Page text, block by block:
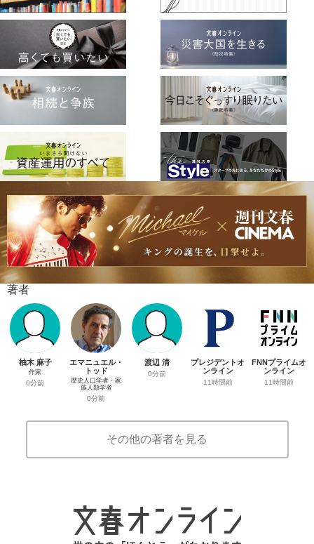
著者
柚木 麻子
作家
0分前
エマニュエル・
トッド
歴史人口学者・家
族人類学者
0分前
渡辺 清
0分前
プレジデントオ
ンライン
11時間前
FNNプライムオ
ンライン
11時間前
その他の著者を見る